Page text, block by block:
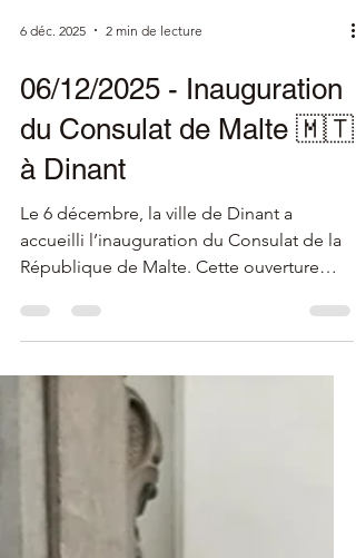
6 déc. 2025 2 min de lecture
06/12/2025 - Inauguration
du Consulat de Malte 🇲🇹
à Dinant
accueilli l’inauguration du Consulat de la
République de Malte. Cette ouverture
et s’inscrit dans le développement
progressif des représentations
consulaires en province de Namur.